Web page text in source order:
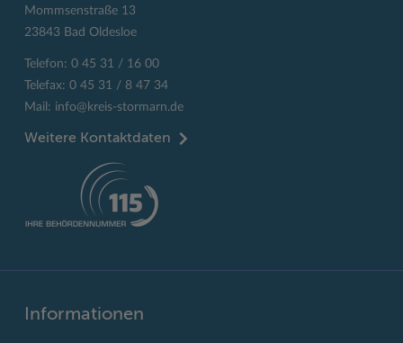
Mommsenstraße 13
23843 Bad Oldesloe
Telefon: 0 45 31 / 16 00
Telefax: 0 45 31 / 8 47 34
Mail: info@kreis-stormarn.de
Weitere Kontaktdaten
Informationen